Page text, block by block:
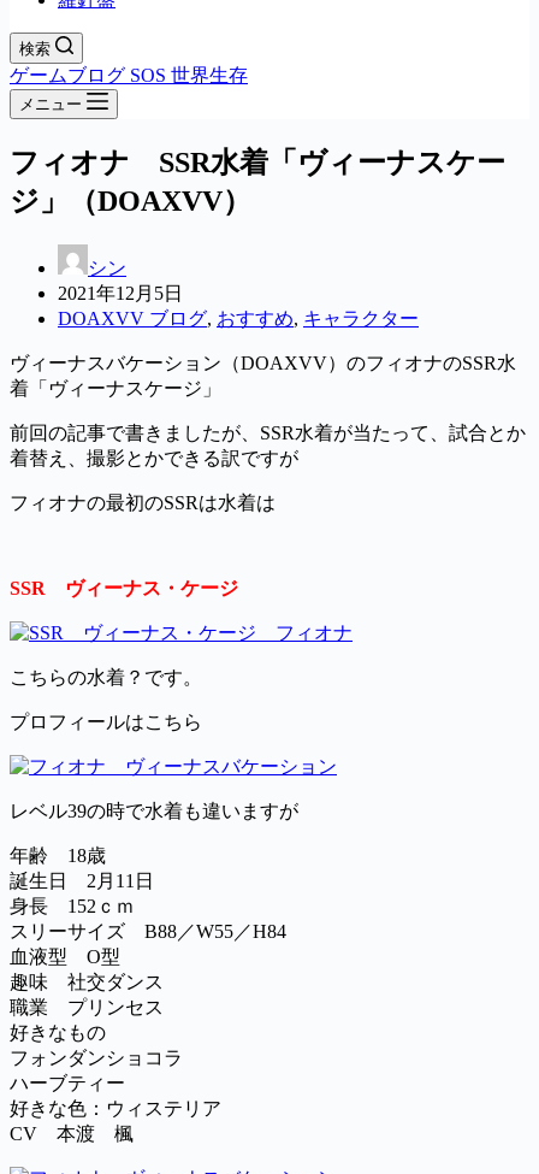
検索
ゲームブログ SOS 世界生存
メニュー
フィオナ SSR水着「ヴィーナスケー
ジ」（DOAXVV）
シン
2021年12月5日
DOAXVV ブログ, おすすめ, キャラクター
ヴィーナスバケーション（DOAXVV）のフィオナのSSR水
着「ヴィーナスケージ」
前回の記事で書きましたが、SSR水着が当たって、試合とか
着替え、撮影とかできる訳ですが
フィオナの最初のSSRは水着は
SSR ヴィーナス・ケージ
こちらの水着？です。
プロフィールはこちら
レベル39の時で水着も違いますが
年齢 18歳
誕生日 2月11日
身長 152ｃｍ
スリーサイズ B88／W55／H84
血液型 O型
趣味 社交ダンス
職業 プリンセス
好きなもの
フォンダンショコラ
ハーブティー
好きな色：ウィステリア
CV 本渡 楓